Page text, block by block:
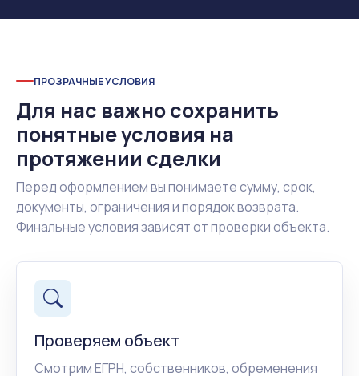
ПРОЗРАЧНЫЕ УСЛОВИЯ
Для нас важно сохранить
понятные условия на
протяжении сделки
Перед оформлением вы понимаете сумму, срок,
документы, ограничения и порядок возврата.
Финальные условия зависят от проверки объекта.
Проверяем объект
Смотрим ЕГРН, собственников, обременения